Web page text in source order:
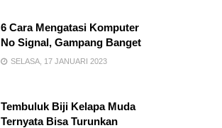
6 Cara Mengatasi Komputer
No Signal, Gampang Banget
SELASA, 17 JANUARI 2023
Tembuluk Biji Kelapa Muda
Ternyata Bisa Turunkan